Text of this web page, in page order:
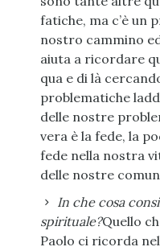
fatiche, ma c’è un
nostro cammino
aiuta a ricordare
qua e di là
problematiche
delle nostre
vera è la fede, la
fede nella nostra
delle nostre
In che cosa
spirituale?Quello
Paolo ci ricorda